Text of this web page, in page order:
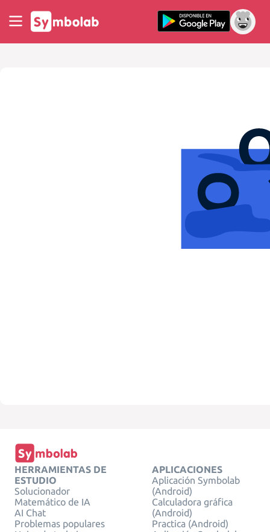
HERRAMIENTAS DE
ESTUDIO
Solucionador
Matemático de IA
AI Chat
Problemas populares
APLICACIONES
Aplicación Symbolab
(Android)
Calculadora gráfica
(Android)
Practica (Android)